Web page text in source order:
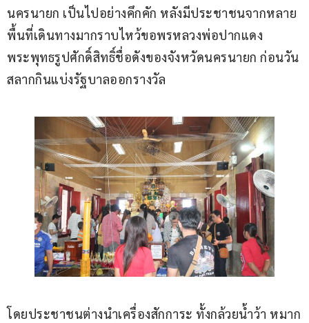
นครนายก เป็นไปอย่างคึกคัก หลังมีประชาชนจากหลาย
พื้นที่เดินทางมากราบไหว้ขอพรหลวงพ่อปากแดง
พระพุทธรูปศักดิ์สิทธิ์ชื่อดังของจังหวัดนครนายก ก่อนวัน
สลากกินแบ่งรัฐบาลออกรางวัล
โดยประชาชนต่างนำเครื่องสักการะ ทั้งกล้วยน้ำว้า หมาก